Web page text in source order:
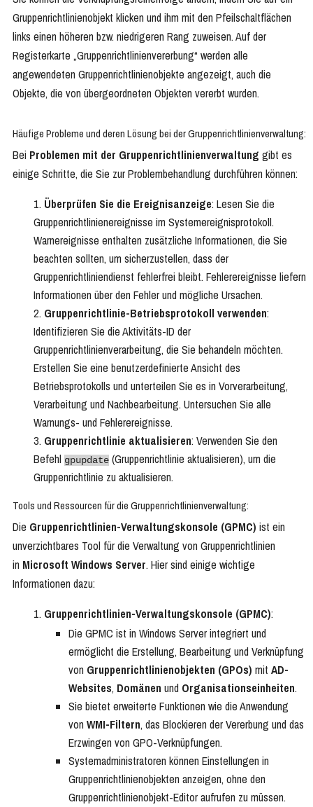
Gruppenrichtlinienobjekt klicken und ihm mit den Pfeilschaltflächen
links einen höheren bzw. niedrigeren Rang zuweisen. Auf der
Registerkarte „Gruppenrichtlinienvererbung“ werden alle
angewendeten Gruppenrichtlinienobjekte angezeigt, auch die
Objekte, die von übergeordneten Objekten vererbt wurden.
Häufige Probleme und deren Lösung bei der Gruppenrichtlinienverwaltung:
Bei Problemen mit der Gruppenrichtlinienverwaltung gibt es
einige Schritte, die Sie zur Problembehandlung durchführen können:
Überprüfen Sie die Ereignisanzeige: Lesen Sie die
Gruppenrichtlinienereignisse im Systemereignisprotokoll.
Warnereignisse enthalten zusätzliche Informationen, die Sie
beachten sollten, um sicherzustellen, dass der
Gruppenrichtliniendienst fehlerfrei bleibt. Fehlerereignisse liefern
Informationen über den Fehler und mögliche Ursachen.
Gruppenrichtlinie-Betriebsprotokoll verwenden:
Identifizieren Sie die Aktivitäts-ID der
Gruppenrichtlinienverarbeitung, die Sie behandeln möchten.
Erstellen Sie eine benutzerdefinierte Ansicht des
Betriebsprotokolls und unterteilen Sie es in Vorverarbeitung,
Verarbeitung und Nachbearbeitung. Untersuchen Sie alle
Warnungs- und Fehlerereignisse.
Gruppenrichtlinie aktualisieren: Verwenden Sie den
Befehl gpupdate (Gruppenrichtlinie aktualisieren), um die
Gruppenrichtlinie zu aktualisieren.
Tools und Ressourcen für die Gruppenrichtlinienverwaltung:
Die Gruppenrichtlinien-Verwaltungskonsole (GPMC) ist ein
unverzichtbares Tool für die Verwaltung von Gruppenrichtlinien
in Microsoft Windows Server. Hier sind einige wichtige
Informationen dazu:
Gruppenrichtlinien-Verwaltungskonsole (GPMC):
Die GPMC ist in Windows Server integriert und
ermöglicht die Erstellung, Bearbeitung und Verknüpfung
von Gruppenrichtlinienobjekten (GPOs) mit AD-
Websites, Domänen und Organisationseinheiten.
Sie bietet erweiterte Funktionen wie die Anwendung
von WMI-Filtern, das Blockieren der Vererbung und das
Erzwingen von GPO-Verknüpfungen.
Systemadministratoren können Einstellungen in
Gruppenrichtlinienobjekten anzeigen, ohne den
Gruppenrichtlinienobjekt-Editor aufrufen zu müssen.